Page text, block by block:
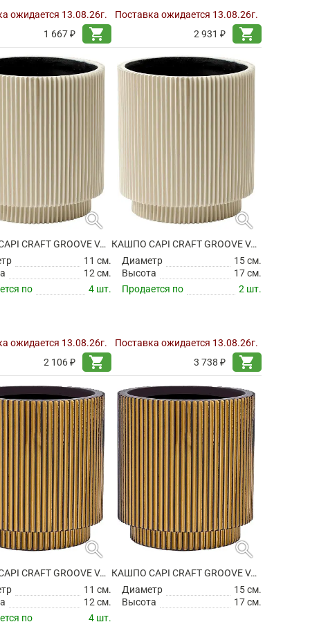
ожидается 13.08.26г.
1 667 ₽
shopping_cart
Поставка ожидается 13.08.26г.
2 931 ₽
shopping_cart
search
КАШПО CAPI CRAFT GROOVE VASE CYLINDER BEIGE
11 см.
12 см.
по
4 шт.
ожидается 13.08.26г.
2 106 ₽
shopping_cart
search
КАШПО CAPI CRAFT GROOVE VASE CYLINDER BEIGE
Диаметр
15 см.
Высота
17 см.
Продается по
2 шт.
Поставка ожидается 13.08.26г.
3 738 ₽
shopping_cart
search
КАШПО CAPI CRAFT GROOVE VASE CYLINDER BLACK GOLD
11 см.
12 см.
по
4 шт.
search
КАШПО CAPI CRAFT GROOVE VASE CYLINDER BLACK GOLD
Диаметр
15 см.
Высота
17 см.